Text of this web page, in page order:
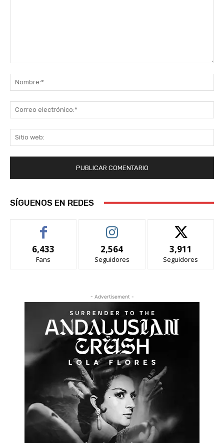
SÍGUENOS EN REDES
6,433
Fans
2,564
Seguidores
3,911
Seguidores
- Advertisement -